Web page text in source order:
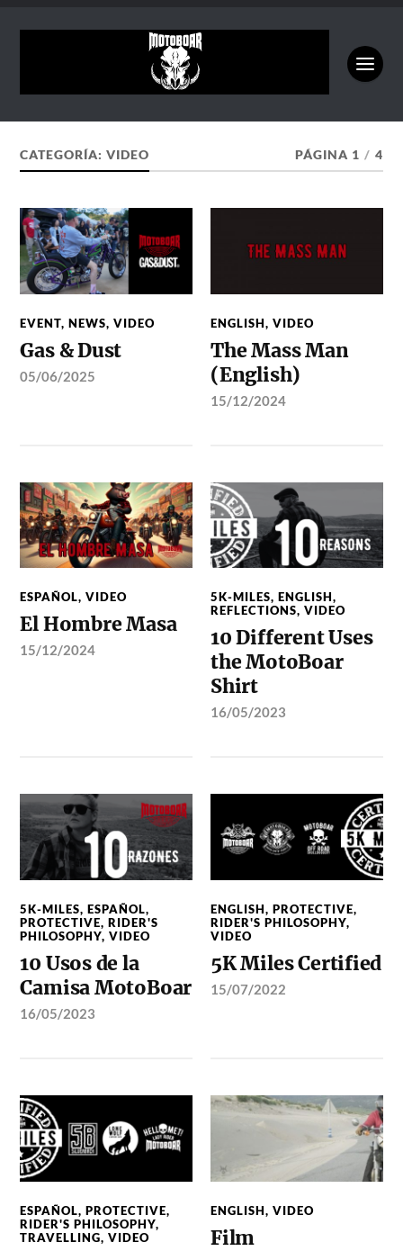
CATEGORÍA:VIDEO PÁGINA 1 / 4
EVENT,NEWS,VIDEO
Gas & Dust
05/06/2025
ENGLISH,VIDEO
The Mass Man
(English)
15/12/2024
ESPAÑOL,VIDEO
El Hombre Masa
15/12/2024
5K-MILES,ENGLISH,
REFLECTIONS,VIDEO
10 Different Uses
the MotoBoar
Shirt
16/05/2023
5K-MILES,ESPAÑOL,
PROTECTIVE,RIDER'S
PHILOSOPHY,VIDEO
10 Usos de la
Camisa MotoBoar
16/05/2023
ENGLISH,PROTECTIVE,
RIDER'S PHILOSOPHY,
VIDEO
5K Miles Certified
15/07/2022
ESPAÑOL,PROTECTIVE,
RIDER'S PHILOSOPHY,
TRAVELLING,VIDEO
ENGLISH,VIDEO
Film